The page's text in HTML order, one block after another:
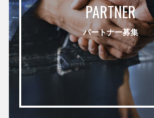
PARTNER
パートナー募集